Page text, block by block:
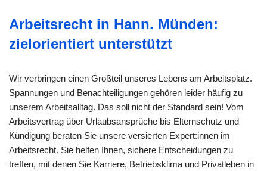
Arbeitsrecht in Hann. Münden:
zielorientiert unterstützt
Wir verbringen einen Großteil unseres Lebens am Arbeitsplatz.
Spannungen und Benachteiligungen gehören leider häufig zu
unserem Arbeitsalltag. Das soll nicht der Standard sein! Vom
Arbeitsvertrag über Urlaubsansprüche bis Elternschutz und
Kündigung beraten Sie unsere versierten Expert:innen im
Arbeitsrecht. Sie helfen Ihnen, sichere Entscheidungen zu
treffen, mit denen Sie Karriere, Betriebsklima und Privatleben in